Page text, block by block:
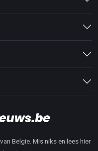
Belgie. Mis niks en lees hier